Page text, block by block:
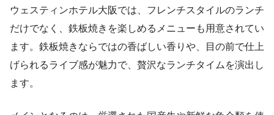
ウェスティンホテル大阪では、フレンチスタイルのランチ
だけでなく、鉄板焼きを楽しめるメニューも用意されてい
ます。鉄板焼きならではの香ばしい香りや、目の前で仕上
げられるライブ感が魅力で、贅沢なランチタイムを演出し
ます。